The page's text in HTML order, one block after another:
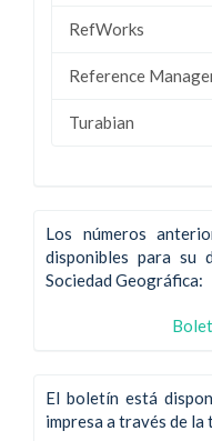
RefWorks
Reference
Turabian
Los números
disponibles para su
Sociedad Geográfica:
El boletín está
impresa a través de la